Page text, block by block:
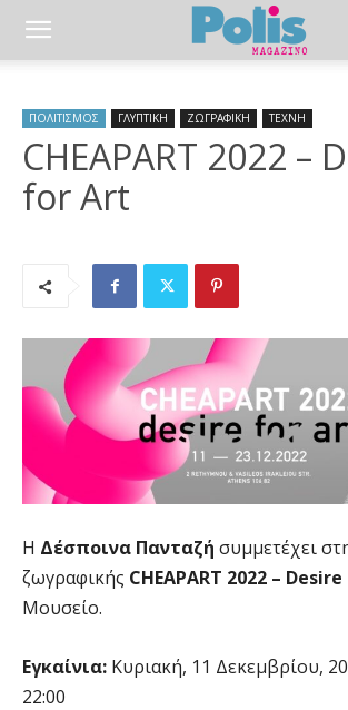
ΠΟΛΙΤΙΣΜΟΣ ΓΛΥΠΤΙΚΗ ΖΩΓΡΑΦΙΚΗ ΤΕΧΝΗ
CHEAPART 2022 –
for Art
Η Δέσποινα Πανταζή συμμετέχει
ζωγραφικής CHEAPART 2022 –
Μουσείο.
Εγκαίνια: Κυριακή, 11 Δεκεμβρίου,
22:00